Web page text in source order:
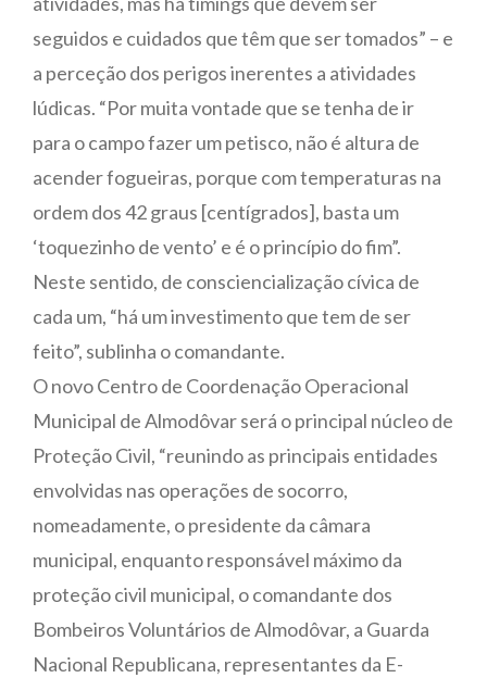
seguidos e cuidados que têm que ser tomados” – e
a perceção dos perigos inerentes a atividades
lúdicas. “Por muita vontade que se tenha de ir
para o campo fazer um petisco, não é altura de
acender fogueiras, porque com temperaturas na
ordem dos 42 graus [centígrados], basta um
‘toquezinho de vento’ e é o princípio do fim”.
Neste sentido, de consciencialização cívica de
cada um, “há um investimento que tem de ser
feito”, sublinha o comandante.
O novo Centro de Coordenação Operacional
Municipal de Almodôvar será o principal núcleo de
Proteção Civil, “reunindo as principais entidades
envolvidas nas operações de socorro,
nomeadamente, o presidente da câmara
municipal, enquanto responsável máximo da
proteção civil municipal, o comandante dos
Bombeiros Voluntários de Almodôvar, a Guarda
Nacional Republicana, representantes da E-